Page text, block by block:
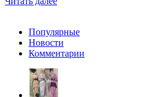
Популярные
Новости
Комментарии